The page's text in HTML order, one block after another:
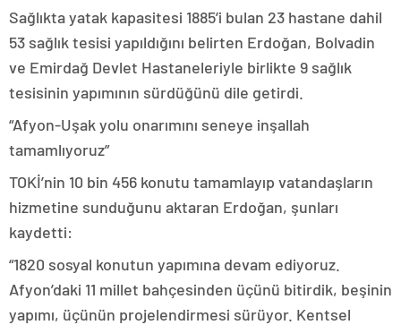
Sağlıkta yatak kapasitesi 1885’i bulan 23 hastane dahil
53 sağlık tesisi yapıldığını belirten Erdoğan, Bolvadin
ve Emirdağ Devlet Hastaneleriyle birlikte 9 sağlık
tesisinin yapımının sürdüğünü dile getirdi.
“Afyon-Uşak yolu onarımını seneye inşallah
tamamlıyoruz”
TOKİ’nin 10 bin 456 konutu tamamlayıp vatandaşların
hizmetine sunduğunu aktaran Erdoğan, şunları
kaydetti:
“1820 sosyal konutun yapımına devam ediyoruz.
Afyon’daki 11 millet bahçesinden üçünü bitirdik, beşinin
yapımı, üçünün projelendirmesi sürüyor. Kentsel